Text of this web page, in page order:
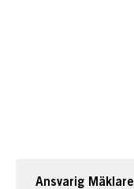
Ansvarig Mäklare